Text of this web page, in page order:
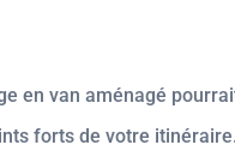
en van aménagé
forts de votre itinéraire.